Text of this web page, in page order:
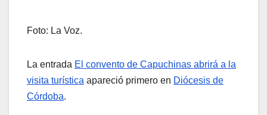
Foto: La Voz.
La entrada El convento de Capuchinas abrirá a la
visita turística apareció primero en Diócesis de
Córdoba.